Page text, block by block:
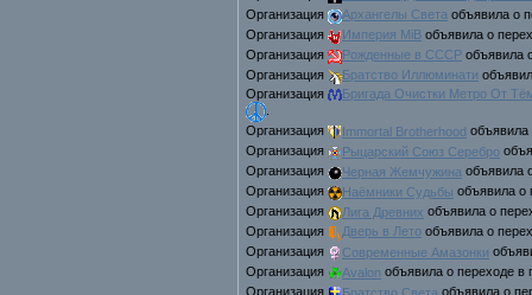
Организaция
Архангелы Света объявила о
Организaция
Империя MiB объявила о
Организaция
Рожденные в СССР объявила
Организaция
Братство Иллюминати
Организaция
Бригада Очистки Метро От
.
Организaция
Immortal Brotherhood объявила
Организaция
Рыцарский Союз Серебро
Организaция
Черная Жемчужина объявила
Организaция
Наёмники Судьбы объявила о
Организaция
Лига Древних объявила о
Организaция
Дверь в Лето объявила о
Организaция
Современные Амазонки
Организaция
Avalon объявила о переходе в
Организaция
Братство Света объявила о